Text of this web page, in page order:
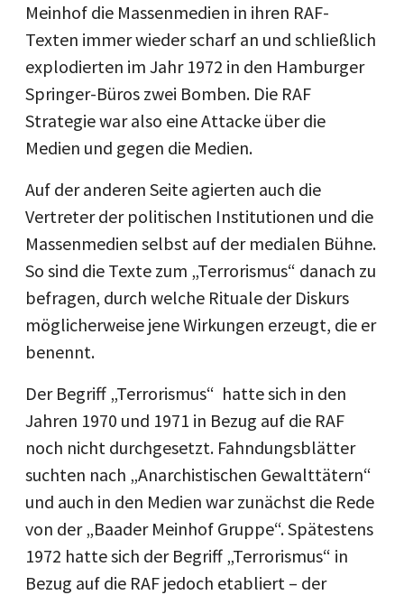
Meinhof die Massenmedien in ihren RAF-
Texten immer wieder scharf an und schließlich
explodierten im Jahr 1972 in den Hamburger
Springer-Büros zwei Bomben. Die RAF
Strategie war also eine Attacke über die
Medien und gegen die Medien.
Auf der anderen Seite agierten auch die
Vertreter der politischen Institutionen und die
Massenmedien selbst auf der medialen Bühne.
So sind die Texte zum „Terrorismus“ danach zu
befragen, durch welche Rituale der Diskurs
möglicherweise jene Wirkungen erzeugt, die er
benennt.
Der Begriff „Terrorismus“ hatte sich in den
Jahren 1970 und 1971 in Bezug auf die RAF
noch nicht durchgesetzt. Fahndungsblätter
suchten nach „Anarchistischen Gewalttätern“
und auch in den Medien war zunächst die Rede
von der „Baader Meinhof Gruppe“. Spätestens
1972 hatte sich der Begriff „Terrorismus“ in
Bezug auf die RAF jedoch etabliert – der